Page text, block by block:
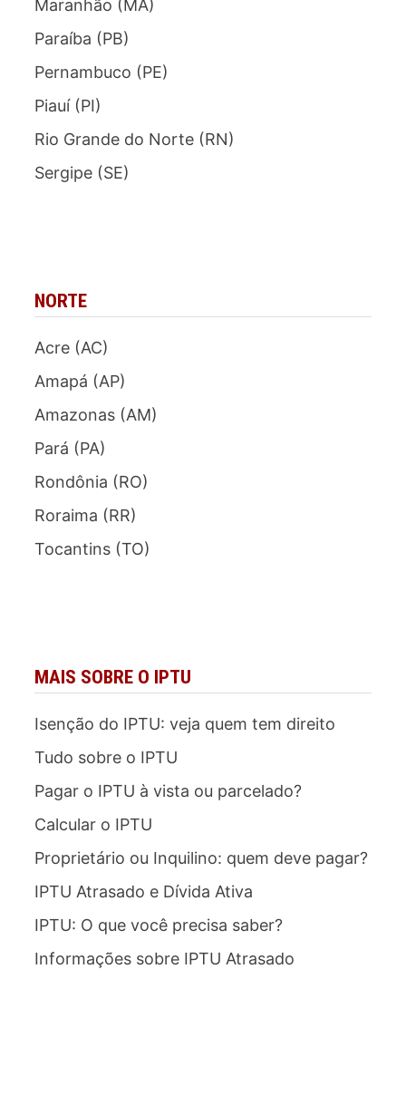
Maranhão (MA)
Paraíba (PB)
Pernambuco (PE)
Piauí (PI)
Rio Grande do Norte (RN)
Sergipe (SE)
NORTE
Acre (AC)
Amapá (AP)
Amazonas (AM)
Pará (PA)
Rondônia (RO)
Roraima (RR)
Tocantins (TO)
MAIS SOBRE O IPTU
Isenção do IPTU: veja quem tem direito
Tudo sobre o IPTU
Pagar o IPTU à vista ou parcelado?
Calcular o IPTU
Proprietário ou Inquilino: quem deve pagar?
IPTU Atrasado e Dívida Ativa
IPTU: O que você precisa saber?
Informações sobre IPTU Atrasado